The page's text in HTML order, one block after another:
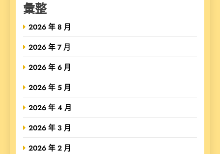
彙整
2026 年 8 月
2026 年 7 月
2026 年 6 月
2026 年 5 月
2026 年 4 月
2026 年 3 月
2026 年 2 月